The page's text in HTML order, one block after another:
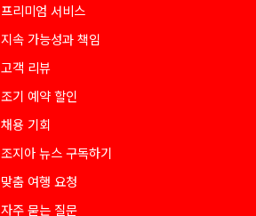
프리미엄 서비스
지속 가능성과 책임
고객 리뷰
조기 예약 할인
채용 기회
조지아 뉴스 구독하기
맞춤 여행 요청
자주 묻는 질문